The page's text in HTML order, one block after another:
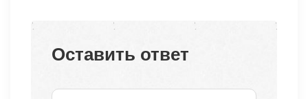
Оставить ответ